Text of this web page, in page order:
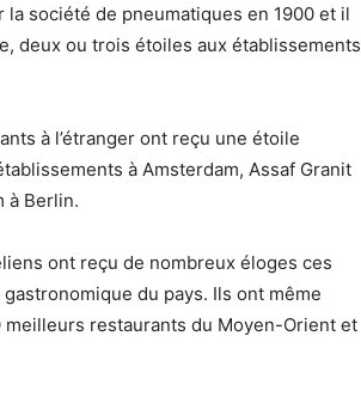
société de pneumatiques en 1900 et il
deux ou trois étoiles aux établissements
à l’étranger ont reçu une étoile
à Amsterdam, Assaf Granit
à Berlin.
ont reçu de nombreux éloges ces
du pays. Ils ont même
restaurants du Moyen-Orient et